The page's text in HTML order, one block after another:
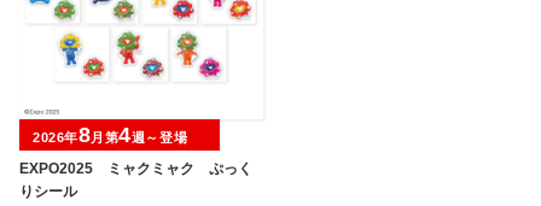
EXPO2025 ミャクミャク ぷっく
りシール
2026年8月第4週～登場